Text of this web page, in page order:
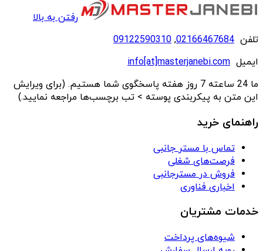
رفتن به بالا
تلفن 02166467684
,
09122590310
ایمیل info[at]masterjanebi.com
ما 24 ساعته 7 روز هفته پاسخگوی شما هستیم. (برای ویرایش
این متن به پیکربندی پوسته > تب برچسب‌ها مراجعه نمایید.)
راهنمای خرید
تماس با مستر جانبی
فرصت‌های شغلی
فروش در مسترجانبی
اخباری فناوری
خدمات مشتریان
شیوه‌های پرداخت